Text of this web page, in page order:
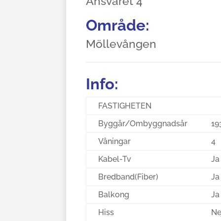
Område:
Möllevången
Info:
FASTIGHETEN
Byggår/Ombyggnadsår
Våningar
4
Kabel-Tv
Ja
Bredband(Fiber)
Ja
Balkong
Ja
Hiss